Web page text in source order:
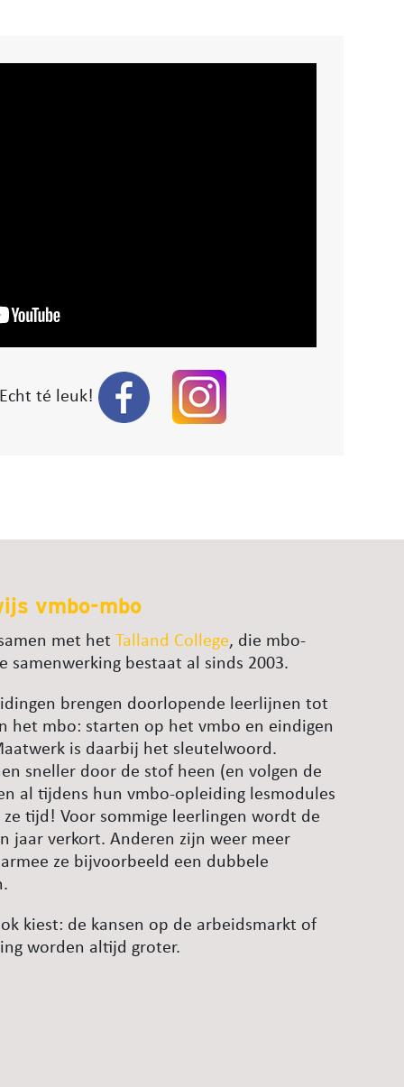
té leuk!
vmbo-mbo
met het Talland College, die mbo-
samenwerking bestaat al sinds 2003.
brengen doorlopende leerlijnen tot
het mbo: starten op het vmbo en eindigen
is daarbij het sleutelwoord.
sneller door de stof heen (en volgen de
al tijdens hun vmbo-opleiding lesmodules
tijd! Voor sommige leerlingen wordt de
jaar verkort. Anderen zijn weer meer
ze bijvoorbeeld een dubbele
kiest: de kansen op de arbeidsmarkt of
worden altijd groter.